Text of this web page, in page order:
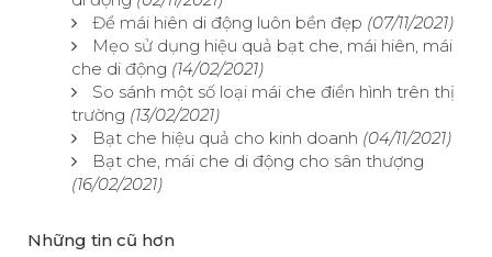
Để mái hiên di động luôn bền đẹp (07/11/2021)
Mẹo sử dụng hiệu quả bạt che, mái hiên, mái
che di động (14/02/2021)
So sánh một số loại mái che điển hình trên thị
trường (13/02/2021)
Bạt che hiệu quả cho kinh doanh (04/11/2021)
Bạt che, mái che di động cho sân thượng
(16/02/2021)
Những tin cũ hơn